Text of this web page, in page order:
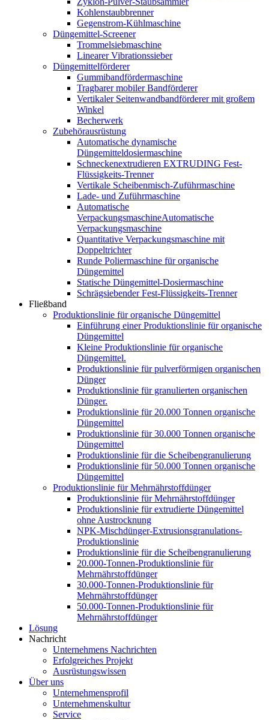
Kohlenstaubbrenner
Gegenstrom-Kühlmaschine
Düngemittel-Screener
Trommelsiebmaschine
Linearer Vibrationssieber
Düngemittelförderer
Gummibandfördermaschine
Tragbarer mobiler Bandförderer
Vertikaler Seitenwandbandförderer mit großem
Winkel
Becherwerk
Zubehörausrüstung
Automatische dynamische
Düngemitteldosiermaschine
Schneckenextrudieren EXTRUDING Fest-
Flüssigkeits-Trenner
Vertikale Scheibenmisch-Zuführmaschine
Lade- und Zuführmaschine
Automatische
VerpackungsmaschineAutomatische
Verpackungsmaschine
Quantitative Verpackungsmaschine mit
Doppeltrichter
Runde Poliermaschine für organische
Düngemittel
Statische Düngemittel-Dosiermaschine
Schrägsiebender Fest-Flüssigkeits-Trenner
Fließband
Produktionslinie für organische Düngemittel
Einführung einer Produktionslinie für organische
Düngemittel
Kleine Produktionslinie für organische
Düngemittel.
Produktionslinie für pulverförmigen organischen
Dünger
Produktionslinie für granulierten organischen
Dünger.
Produktionslinie für 20.000 Tonnen organische
Düngemittel
Produktionslinie für 30.000 Tonnen organische
Düngemittel
Produktionslinie für die Scheibengranulierung
Produktionslinie für 50.000 Tonnen organische
Düngemittel
Produktionslinie für Mehrnährstoffdünger
Produktionslinie für Mehrnährstoffdünger
Produktionslinie für extrudierte Düngemittel
ohne Austrocknung
NPK-Mischdünger-Extrusionsgranulations-
Produktionslinie
Produktionslinie für die Scheibengranulierung
20.000-Tonnen-Produktionslinie für
Mehrnährstoffdünger
30.000-Tonnen-Produktionslinie für
Mehrnährstoffdünger
50.000-Tonnen-Produktionslinie für
Mehrnährstoffdünger
Lösung
Nachricht
Unternehmens Nachrichten
Erfolgreiches Projekt
Ausrüstungswissen
Über uns
Unternehmensprofil
Unternehmenskultur
Service